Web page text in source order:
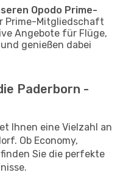
Opodo Prime-
Prime-Mitgliedschaft
Angebote für Flüge,
genießen dabei
Paderborn -
Ihnen eine Vielzahl an
Ob Economy,
Sie die perfekte